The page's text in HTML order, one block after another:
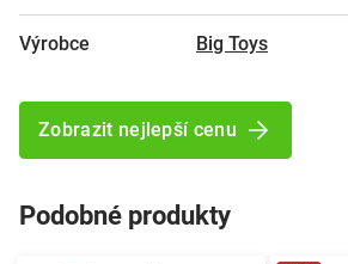
Výrobce Big Toys
Zobrazit nejlepší cenu
Podobné produkty